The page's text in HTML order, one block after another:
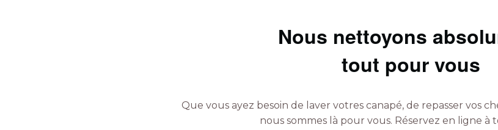
Nous nettoyons
tout pour vous
Que vous ayez besoin de laver votres canapé, de repasser vos
nous sommes là pour vous. Réservez en ligne à